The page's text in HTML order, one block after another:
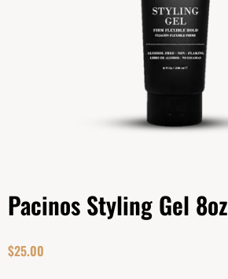
Pacinos Styling Gel 8oz
$25.00